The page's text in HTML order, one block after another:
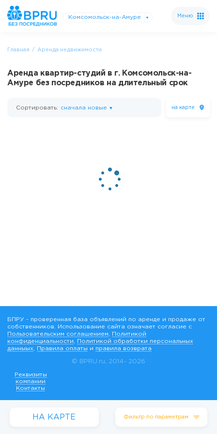
Комсомольск-на-Амуре Меню
Главная Аренда недвижимости
Аренда квартир-студий в г. Комсомольск-на-
Амуре без посредников на длительный срок
НА КАРТЕ Фильтр по параметрам
Сортировать: сначала новые на карте
Реквизиты
компании
Контакты
© BPRU.ru, 2014- 2026
БПРУ - проверенная база объявлений по аренде и продаже от
собственников. Использование сайта означает согласие с
Пользовательским соглашением
Политикой
конфиденциальности
Политикой обработки персональных
данныых
Правила оплаты и правила возврата